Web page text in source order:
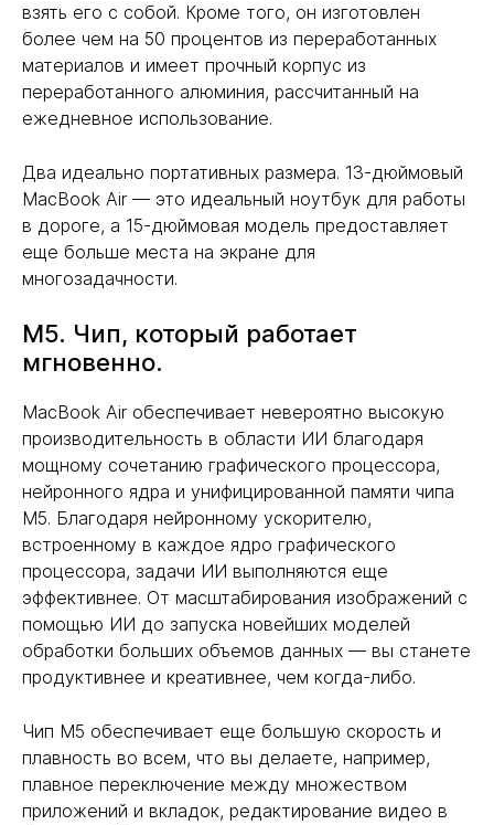
взять его с собой. Кроме того, он изготовлен
более чем на 50 процентов из переработанных
материалов и имеет прочный корпус из
переработанного алюминия, рассчитанный на
ежедневное использование.
Два идеально портативных размера. 13-дюймовый
MacBook Air — это идеальный ноутбук для работы
в дороге, а 15-дюймовая модель предоставляет
еще больше места на экране для
многозадачности.
M5. Чип, который работает
мгновенно.
MacBook Air обеспечивает невероятно высокую
производительность в области ИИ благодаря
мощному сочетанию графического процессора,
нейронного ядра и унифицированной памяти чипа
M5. Благодаря нейронному ускорителю,
встроенному в каждое ядро графического
процессора, задачи ИИ выполняются еще
эффективнее. От масштабирования изображений с
помощью ИИ до запуска новейших моделей
обработки больших объемов данных — вы станете
продуктивнее и креативнее, чем когда-либо.
Чип M5 обеспечивает еще большую скорость и
плавность во всем, что вы делаете, например,
плавное переключение между множеством
приложений и вкладок, редактирование видео в